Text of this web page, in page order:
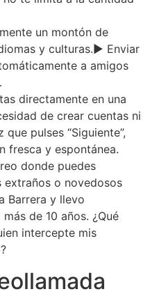
un montón de
y culturas.▶ Enviar
a amigos
directamente en una
de crear cuentas ni
pulses “Siguiente”,
fresca y espontánea.
donde puedes
extraños o novedosos
Barrera y llevo
de 10 años. ¿Qué
intercepte mis